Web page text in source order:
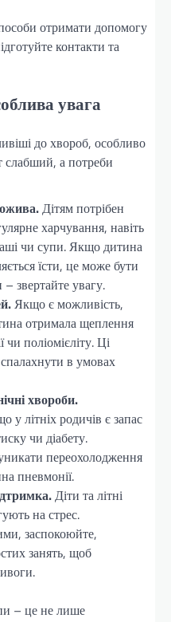
отримати допомогу
контакти та
увага
до хвороб, особливо
слабший, а потреби
Дітям потрібен
харчування, навіть
чи супи. Якщо дитина
їсти, це може бути
звертайте увагу.
Якщо є можливість,
отримала щеплення
чи поліомієліту. Ці
в умовах
хвороби.
у літніх родичів є запас
чи діабету.
переохолодження
пневмонії.
Діти та літні
на стрес.
заспокоюйте,
занять, щоб
– це не лише